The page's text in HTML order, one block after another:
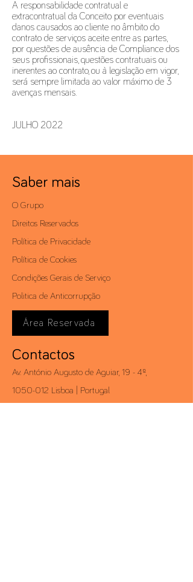
A responsabilidade contratual e
extracontratual da Conceito por eventuais
danos causados ao cliente no âmbito do
contrato de serviços aceite entre as partes,
por questões de ausência de Compliance dos
seus profissionais, questões contratuais ou
inerentes ao contrato, ou à legislação em vigor,
será sempre limitada ao valor máximo de 3
avenças mensais.
JULHO 2022
Saber mais
O Grupo
Direitos Reservados
Política de Privacidade
Política de Cookies
Condições Gerais de Serviço
Politica de Anticorrupção
Área Reservada
Contactos
Av. António Augusto de Aguiar, 19 - 4º,
1050-012 Lisboa | Portugal